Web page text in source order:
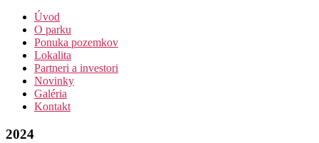
Úvod
O parku
Ponuka pozemkov
Lokalita
Partneri a investori
Novinky
Galéria
Kontakt
2024